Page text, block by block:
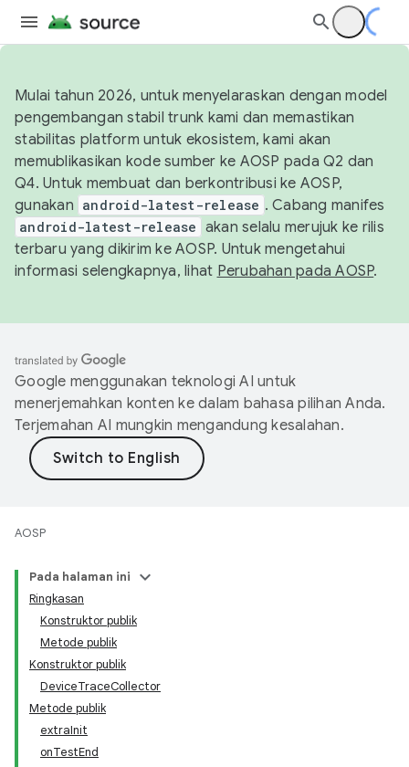
Mulai tahun 2026, untuk menyelaraskan dengan model
pengembangan stabil trunk kami dan memastikan
stabilitas platform untuk ekosistem, kami akan
memublikasikan kode sumber ke AOSP pada Q2 dan
Q4. Untuk membuat dan berkontribusi ke AOSP,
gunakan android-latest-release . Cabang manifes
android-latest-release akan selalu merujuk ke rilis
terbaru yang dikirim ke AOSP. Untuk mengetahui
informasi selengkapnya, lihat Perubahan pada AOSP.
Google menggunakan teknologi AI untuk
menerjemahkan konten ke dalam bahasa pilihan Anda.
Terjemahan AI mungkin mengandung kesalahan.
AOSP
Pada halaman ini
Ringkasan
Konstruktor publik
Metode publik
Konstruktor publik
DeviceTraceCollector
Metode publik
extraInit
onTestEnd